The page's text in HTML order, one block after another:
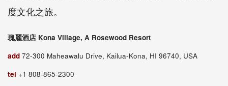
度文化之旅。
瑰麗酒店 Kona Village, A Rosewood Resort
add 72-300 Maheawalu Drive, Kailua-Kona, HI 96740, USA
tel +1 808-865-2300